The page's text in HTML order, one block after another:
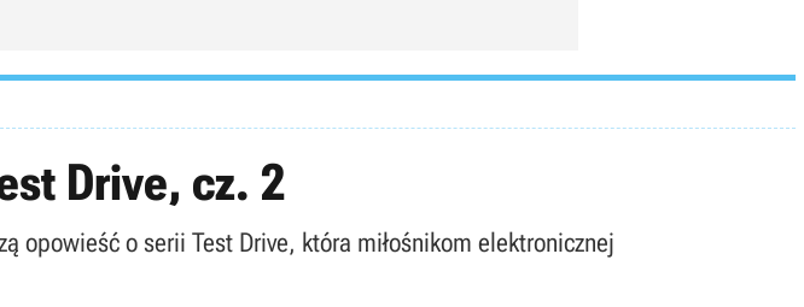
Drive, cz. 2
opowieść o serii Test Drive, która miłośnikom elektronicznej